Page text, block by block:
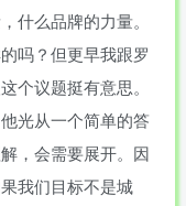
什么品牌的力量。
吗？但更早我跟罗
个议题挺有意思。
光从一个简单的答
，会需要展开。因
我们目标不是城